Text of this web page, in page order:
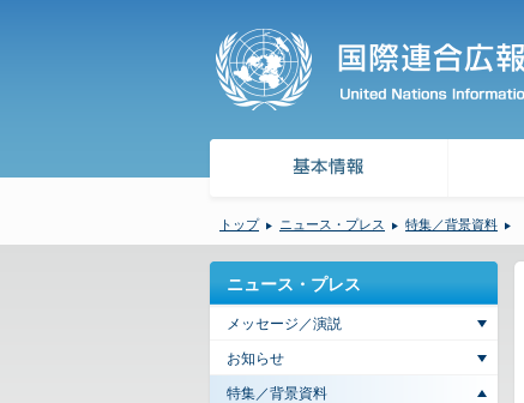
トップ ニュース・プレス 特集／背景資料
ニュース・プレス
メッセージ／演説
お知らせ
特集／背景資料